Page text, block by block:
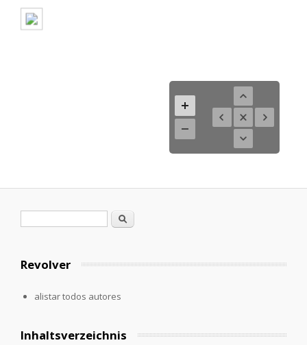
Formulario de búsqueda
Buscar
Revolver
alistar todos autores
Inhaltsverzeichnis